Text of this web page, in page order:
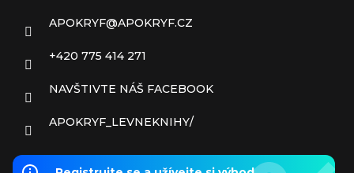
APOKRYF@APOKRYF.CZ
+420 775 414 271
NAVŠTIVTE NÁŠ FACEBOOK
APOKRYF_LEVNEKNIHY/